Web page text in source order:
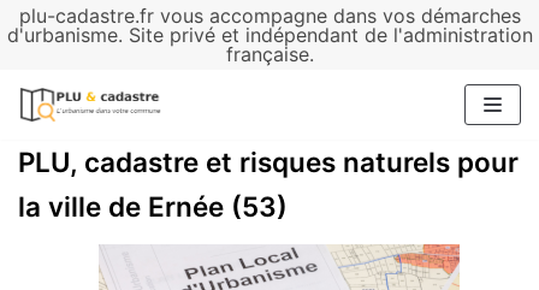
plu-cadastre.fr vous accompagne dans vos démarches
d'urbanisme. Site privé et indépendant de l'administration
française.
Aller
contenu
PLU, cadastre et risques naturels pour
la ville de Ernée (53)